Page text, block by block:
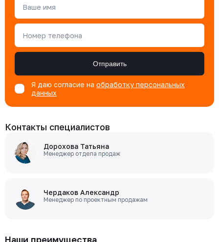
Ваше имя
Номер телефона
Отправить
Я даю согласие на обработку персональных
данных
Контакты специалистов
Дорохова Татьяна
Менеджер отдела продаж
Чердаков Александр
Менеджер по проектным продажам
Наши преимущества